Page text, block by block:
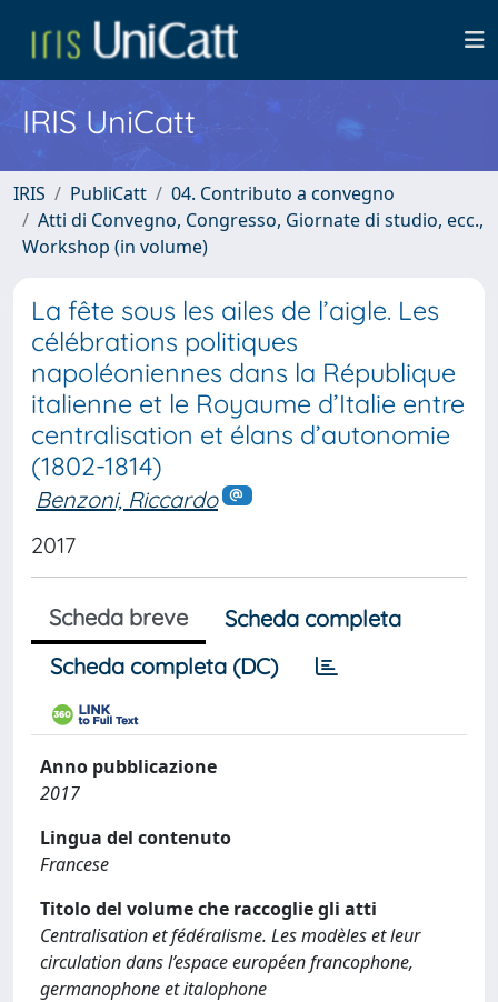
IRIS UniCatt
IRIS PubliCatt
04. Contributo a convegno
Atti di Convegno, Congresso, Giornate di studio, ecc.,
Workshop (in volume)
La fête sous les ailes de l’aigle. Les
célébrations politiques
napoléoniennes dans la République
italienne et le Royaume d’Italie entre
centralisation et élans d’autonomie
(1802-1814)
Benzoni, Riccardo
2017
Scheda breve
Scheda completa
Scheda completa (DC)
Anno pubblicazione
2017
Lingua del contenuto
Francese
Titolo del volume che raccoglie gli atti
Centralisation et fédéralisme. Les modèles et leur
circulation dans l’espace européen francophone,
germanophone et italophone